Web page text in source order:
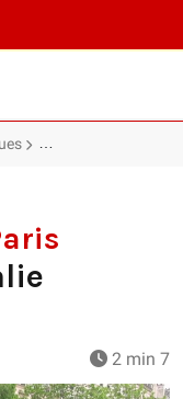
Manif du 1er mai à
2 min 7